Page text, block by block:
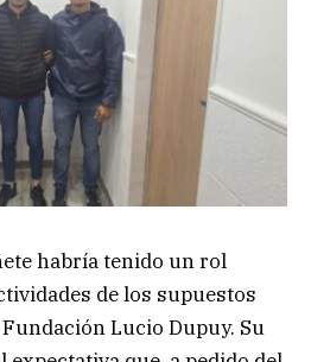
habría tenido un rol
de los supuestos
Lucio Dupuy. Su